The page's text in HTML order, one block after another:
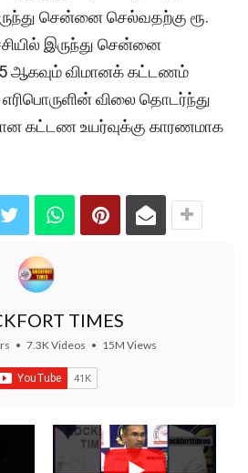
சென்னை செல்வதற்கு ரூ.
இருந்து சென்னை
ஆகவும் விமானக் கட்டணம்
விலை தொடர்ந்து
கட்டண உயர்வுக்கு காரணமாக
TIMES
• 7.3K Videos • 15M Views